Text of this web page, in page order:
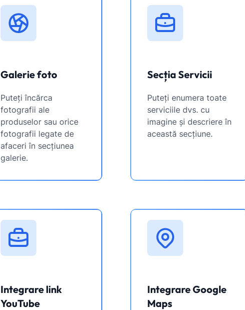
Galerie foto
Puteți încărca
fotografii ale
produselor sau orice
fotografii legate de
afaceri în secțiunea
galerie.
Secția Servicii
Puteți enumera toate
serviciile dvs. cu
imagine și descriere în
această secțiune.
Integrare link
YouTube
Integrare Google
Maps